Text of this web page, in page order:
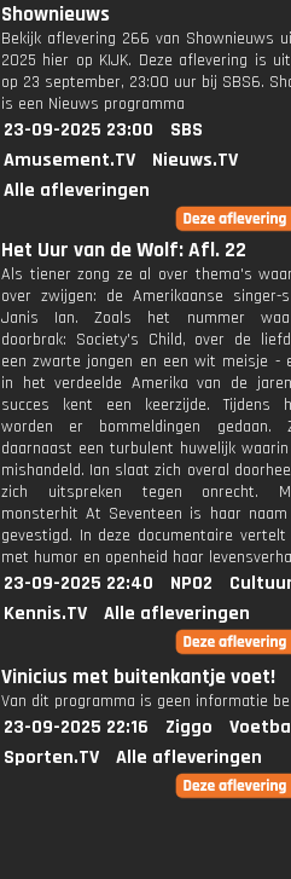
Shownieuws
Bekijk aflevering 266 van Shownieuws
2025 hier op KIJK. Deze aflevering is
op 23 september, 23:00 uur bij SBS6.
is een Nieuws programma
23-09-2025 23:00
SBS
Amusement.TV
Nieuws.TV
Alle afleveringen
Het Uur van de Wolf: Afl. 22
Als tiener zong ze al over thema's
over zwijgen: de Amerikaanse singer-
Janis Ian. Zoals het nummer
doorbrak: Society's Child, over de
een zwarte jongen en een wit meisje -
in het verdeelde Amerika van de
succes kent een keerzijde. Tijdens
worden er bommeldingen gedaan.
daarnaast een turbulent huwelijk
mishandeld. Ian slaat zich overal
zich uitspreken tegen onrecht.
monsterhit At Seventeen is haar
gevestigd. In deze documentaire
met humor en openheid haar
23-09-2025 22:40 NPO2
Kennis.TV
Alle afleveringen
Vinicius met buitenkantje voet!
Van dit programma is geen informatie
23-09-2025 22:16 Ziggo
Sporten.TV
Alle afleveringen